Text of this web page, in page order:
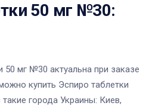
50 мг №30:
50 мг №30 актуальна при заказе
купить Эспиро таблетки
города Украины: Киев,